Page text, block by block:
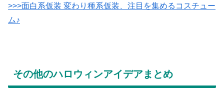
>>>面白系仮装 変わり種系仮装、注目を集めるコスチュー
ム♪
その他のハロウィンアイデアまとめ